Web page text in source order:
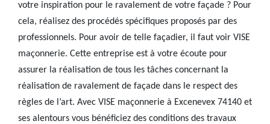
votre inspiration pour le ravalement de votre façade ? Pour
cela, réalisez des procédés spécifiques proposés par des
professionnels. Pour avoir de telle façadier, il faut voir VISE
maçonnerie. Cette entreprise est à votre écoute pour
assurer la réalisation de tous les tâches concernant la
réalisation de ravalement de façade dans le respect des
règles de l’art. Avec VISE maçonnerie à Excenevex 74140 et
ses alentours vous bénéficiez des conditions des travaux